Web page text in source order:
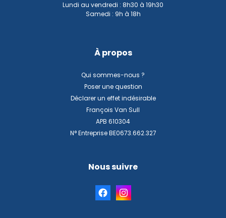
Lundi au vendredi : 8h30 à 19h30
Samedi : 9h à 18h
À propos
Qui sommes-nous ?
Poser une question
Déclarer un effet indésirable
François Van Sull
APB 610304
N° Entreprise BE0673.662.327
Nous suivre